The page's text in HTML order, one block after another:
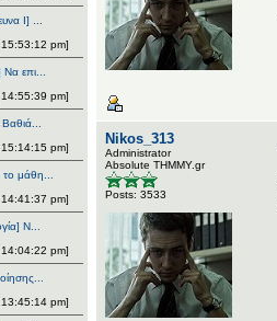
Ι] ...
pm]
επι...
pm]
pm]
μάθη...
pm]
Ν...
pm]
pm]
Nikos_313
Administrator
Αbsolute ΤΗΜΜΥ.gr
Posts: 3533